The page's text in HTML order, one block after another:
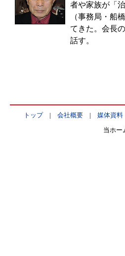
者や家族が「
（事務局・船
てきた。会長
話す。
トップ| 会社概要| 媒体資料
当ホー